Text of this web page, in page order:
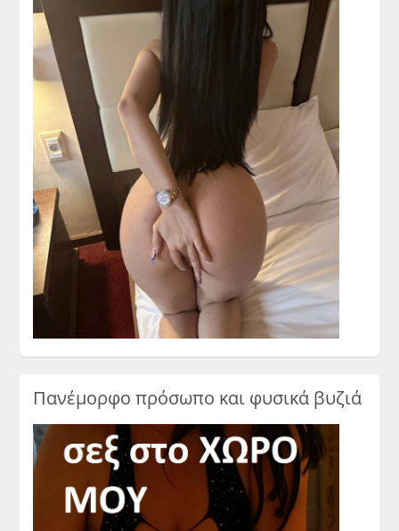
Πανέμορφο πρόσωπο και φυσικά βυζιά